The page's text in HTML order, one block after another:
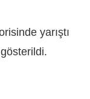
yarıştı